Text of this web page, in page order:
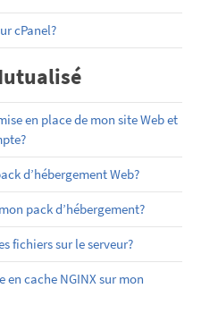
cPanel?
en place de mon site Web et
d’hébergement Web?
pack d’hébergement?
fichiers sur le serveur?
en cache NGINX sur mon